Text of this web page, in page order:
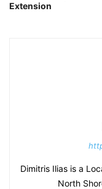
Extension
Dimitris Ilias is a
North